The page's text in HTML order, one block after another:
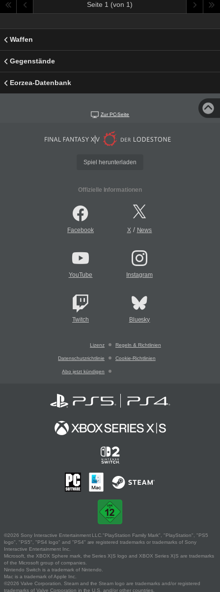
Seite 1 (von 1)
Waffen
Gegenstände
Eorzea-Datenbank
Zur PC-Seite
Spiel herunterladen
Offizielle Informationen
Facebook X/ News
YouTube Instagram
Twitch Bluesky
Lizenz Regeln & Richtlinien
Datenschutzrichtlinie Cookie-Richtlinien
Abo jetzt kündigen
©2026 Sony Interactive Entertainment LLC."PlayStation Family Mark", "PlayStation", "PS5
logo", "PS5", "PS4 logo" and "PS4" are registered trademarks or trademarks of Sony
Interactive Entertainment Inc.
Microsoft, the XBOX Sphere mark, the Series X|S logo and XBOX Series X|S are trademarks
of the Microsoft group of companies.
Nintendo Switch is a trademark of Nintendo.
Mac is a trademark of Apple Inc.
©2026 Valve Corporation. Steam and the Steam logo are trademarks and/or registered
trademarks of Valve Corporation in the U.S. and/or other countries.